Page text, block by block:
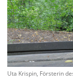
Uta Krispin, Försterin